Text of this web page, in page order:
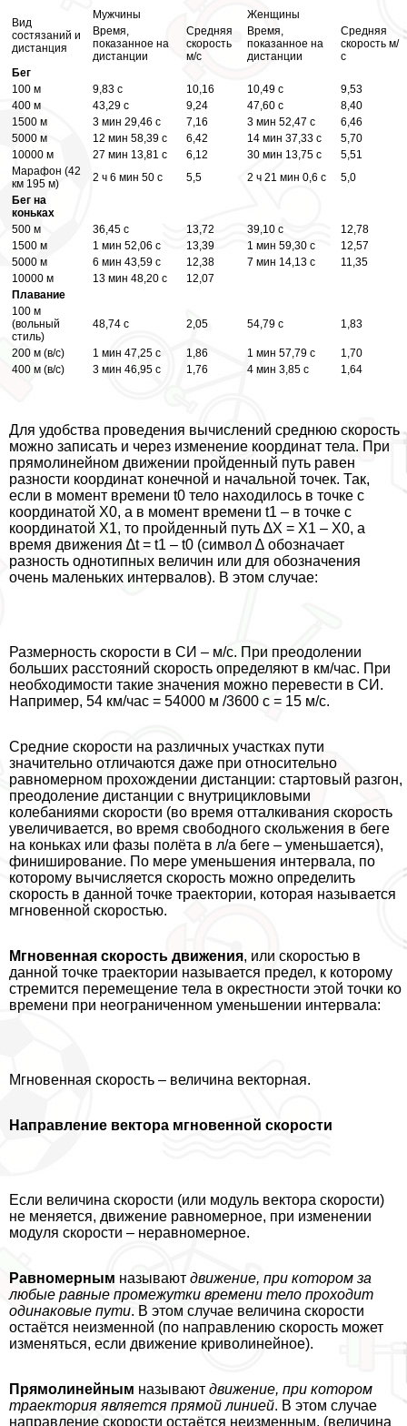
Вид
состязаний и
дистанция
Мужчины
Женщины
Время,
показанное на
дистанции
Средняя
скорость
м/с
Время,
показанное на
дистанции
Средняя
скорость м/
с
Бег
100 м
9,83 с 10,16 10,49 с
9,53
400 м
43,29 с 9,24 47,60 с
8,40
1500 м
3 мин 29,46 с 7,16 3 мин 52,47 с
6,46
5000 м
12 мин 58,39 с 6,42 14 мин 37,33 с
5,70
10000 м
27 мин 13,81 с 6,12 30 мин 13,75 с
5,51
Марафон (42
км 195 м)
2 ч 6 мин 50 с 5,5 2 ч 21 мин 0,6 с
5,0
Бег на
коньках
500 м
36,45 с 13,72 39,10 с
12,78
1500 м
1 мин 52,06 с 13,39 1 мин 59,30 с
12,57
5000 м
6 мин 43,59 с 12,38 7 мин 14,13 с
11,35
10000 м
13 мин 48,20 с
12,07
Плавание
100 м
(вольный
стиль)
48,74 с 2,05 54,79 с 1,83
200 м (в/с) 1 мин 47,25 с 1,86 1 мин 57,79 с
1,70
400 м (в/с)
3 мин 46,95 с 1,76 4 мин 3,85 с 1,64
Для удобства проведения вычислений среднюю скорость
можно записать и через изменение координат тела. При
прямолинейном движении пройденный путь равен
разности координат конечной и начальной точек. Так,
если в момент времени t0 тело находилось в точке с
координатой Х0, а в момент времени t1 – в точке с
координатой Х1, то пройденный путь ∆Х = Х1 – Х0, а
время движения ∆t = t1 – t0 (символ ∆ обозначает
разность однотипных величин или для обозначения
очень маленьких интервалов). В этом случае:
Размерность скорости в СИ – м/с. При преодолении
больших расстояний скорость определяют в км/час. При
необходимости такие значения можно перевести в СИ.
Например, 54 км/час = 54000 м /3600 с = 15 м/с.
Средние скорости на различных участках пути
значительно отличаются даже при относительно
равномерном прохождении дистанции: стартовый разгон,
преодоление дистанции с внутрицикловыми
колебаниями скорости (во время отталкивания скорость
увеличивается, во время свободного скольжения в беге
на коньках или фазы полёта в л/а беге – уменьшается),
финиширование. По мере уменьшения интервала, по
которому вычисляется скорость можно определить
скорость в данной точке траектории, которая называется
мгновенной скоростью.
Мгновенная скорость движения, или скоростью в
данной точке траектории называется предел, к которому
стремится перемещение тела в окрестности этой точки ко
времени при неограниченном уменьшении интервала:
Мгновенная скорость – величина векторная.
Направление вектора мгновенной скорости
Если величина скорости (или модуль вектора скорости)
не меняется, движение равномерное, при изменении
модуля скорости – неравномерное.
Равномерным называют движение, при котором за
любые равные промежутки времени тело проходит
одинаковые пути. В этом случае величина скорости
остаётся неизменной (по направлению скорость может
изменяться, если движение криволинейное).
Прямолинейным называют движение, при котором
траектория является прямой линией. В этом случае
направление скорости остаётся неизменным, (величина